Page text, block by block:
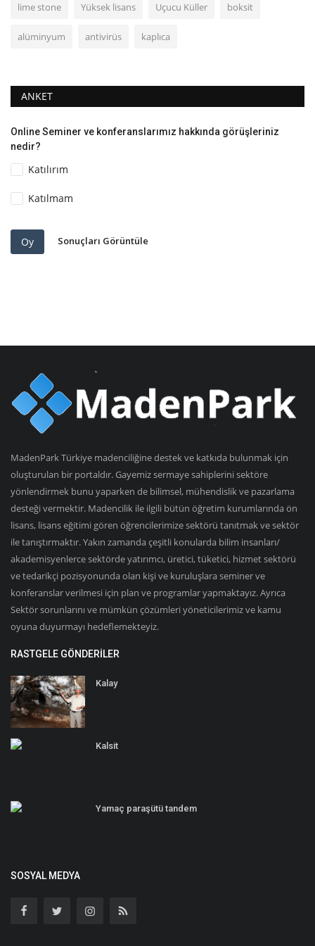
lime stone Yüksek lisans Uçucu Küller boksit
alüminyum antivirüs kaplıca
ANKET
Online Seminer ve konferanslarımız hakkında görüşleriniz
nedir?
Katılırım
Katılmam
Oy Sonuçları Görüntüle
MadenPark Türkiye madenciliğine destek ve katkıda bulunmak için
oluşturulan bir portaldır. Gayemiz sermaye sahiplerini sektöre
yönlendirmek bunu yaparken de bilimsel, mühendislik ve pazarlama
desteği vermektir. Madencilik ile ilgili bütün öğretim kurumlarında ön
lisans, lisans eğitimi gören öğrencilerimize sektörü tanıtmak ve sektör
ile tanıştırmaktır. Yakın zamanda çeşitli konularda bilim insanları/
akademisyenlerce sektörde yatırımcı, üretici, tüketici, hizmet sektörü
ve tedarikçi pozisyonunda olan kişi ve kuruluşlara seminer ve
konferanslar verilmesi için plan ve programlar yapmaktayız. Ayrıca
Sektör sorunlarını ve mümkün çözümleri yöneticilerimiz ve kamu
oyuna duyurmayı hedeflemekteyiz.
RASTGELE GÖNDERILER
Kalay
Kalsit
Yamaç paraşütü tandem
SOSYAL MEDYA